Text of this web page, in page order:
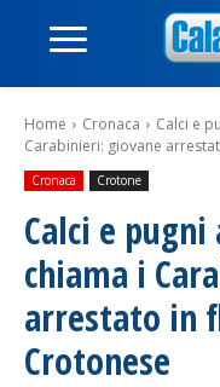
Home Cronaca
Calci e
Carabinieri: giovane
Cronaca Crotone
Calci e pugni
chiama i
arrestato in
Crotonese